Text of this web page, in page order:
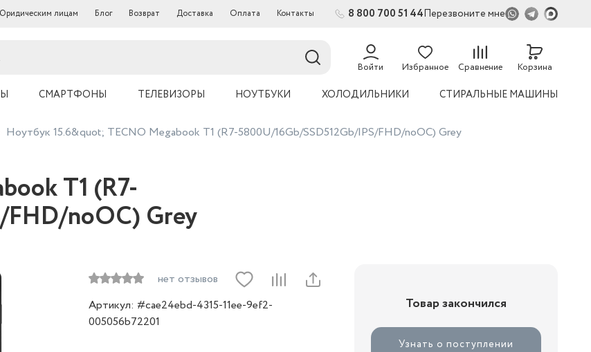
лицам Блог Возврат Доставка Оплата Контакты 8 800 700 51 44Перезвоните мне
Войти Избранное Сравнение
54
Корзина
СМАРТФОНЫ ТЕЛЕВИЗОРЫ НОУТБУКИ ХОЛОДИЛЬНИКИ СТИРАЛЬНЫЕ МАШИНЫ
Ноутбук 15.6&quot; TECNO Megabook T1 (R7-5800U/16Gb/SSD512Gb/IPS/FHD/noOC) Grey
T1 (R7-
FHD/noOC) Grey
нет отзывов
Артикул: #cae24ebd-4315-11ee-9ef2-
005056b72201
Товар закончился
Узнать о поступлении